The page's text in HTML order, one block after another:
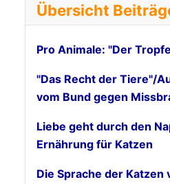
Übersicht
Pro Animale: "Der
"Das Recht der Tiere"/
vom Bund gegen
Liebe geht durch den
Ernährung für Katzen
Die Sprache der Katzen